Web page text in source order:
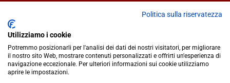
Fiorella Falci
redazione@ilcaffequotidiano.online
C.F. 92076900858
Chi siamo
Politica sulla riservatezza
Utilizziamo i cookie
Potremmo posizionarli per l'analisi dei dati dei nostri visitatori, per migliorare
il nostro sito Web, mostrare contenuti personalizzati e offrirti un'esperienza di
navigazione eccezionale. Per ulteriori informazioni sui cookie utilizziamo
aprire le impostazioni.